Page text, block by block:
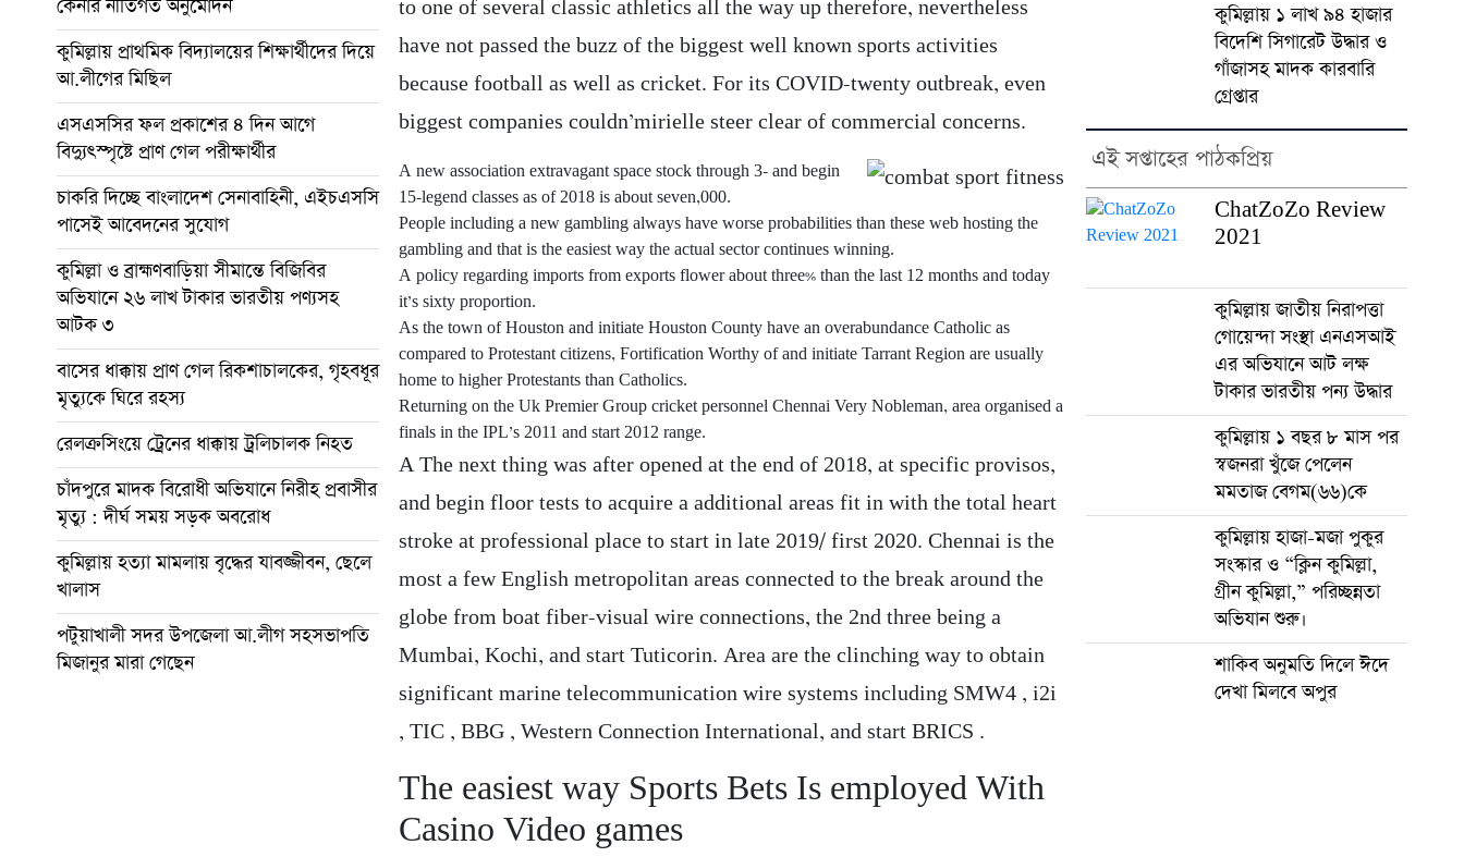
কেনার নীতিগত অনুমোদন
কুমিল্লায় প্রাথমিক বিদ্যালয়ের শিক্ষার্থীদের দিয়ে
আ.লীগের মিছিল
এসএসসির ফল প্রকাশের ৪ দিন আগে
বিদ্যুৎস্পৃষ্টে প্রাণ গেল পরীক্ষার্থীর
চাকরি দিচ্ছে বাংলাদেশ সেনাবাহিনী, এইচএসসি
পাসেই আবেদনের সুযোগ
কুমিল্লা ও ব্রাহ্মণবাড়িয়া সীমান্তে বিজিবির
অভিযানে ২৬ লাখ টাকার ভারতীয় পণ্যসহ
আটক ৩
বাসের ধাক্কায় প্রাণ গেল রিকশাচালকের, গৃহবধূর
মৃত্যুকে ঘিরে রহস্য
রেলক্রসিংয়ে ট্রেনের ধাক্কায় ট্রলিচালক নিহত
চাঁদপুরে মাদক বিরোধী অভিযানে নিরীহ প্রবাসীর
মৃত্যু : দীর্ঘ সময় সড়ক অবরোধ
কুমিল্লায় হত্যা মামলায় বৃদ্ধের যাবজ্জীবন, ছেলে
খালাস
পটুয়াখালী সদর উপজেলা আ.লীগ সহসভাপতি
মিজানুর মারা গেছেন
to one of several classic athletics all the way up therefore, nevertheless
have not passed the buzz of the biggest well known sports activities
because football as well as cricket.For its COVID-twenty outbreak, even
biggest companies couldn’mirielle steer clear of commercial concerns.
A new association extravagant space stock through 3- and begin
15-legend classes as of 2018 is about seven,000.
People including a new gambling always have worse probabilities than these web hosting the
gambling and that is the easiest way the actual sector continues winning.
A policy regarding imports from exports flower about three% than the last 12 months and today
it’s sixty proportion.
As the town of Houston and initiate Houston County have an overabundance Catholic as
compared to Protestant citizens, Fortification Worthy of and initiate Tarrant Region are usually
home to higher Protestants than Catholics.
Returning on the Uk Premier Group cricket personnel Chennai Very Nobleman, area organised a
finals in the IPL’s 2011 and start 2012 range.
A The next thing was after opened at the end of 2018, at specific provisos,
and begin floor tests to acquire a additional areas fit in with the total heart
stroke at professional place to start in late 2019/ first 2020. Chennai is the
most a few English metropolitan areas connected to the break around the
globe from boat fiber-visual wire connections, the 2nd three being a
Mumbai, Kochi, and start Tuticorin. Area are the clinching way to obtain
significant marine telecommunication wire systems including SMW4 , i2i
, TIC , BBG , Western Connection International, and start BRICS .
The easiest way Sports Bets Is employed With
Casino Video games
কুমিল্লায় ১ লাখ ৯৪ হাজার
বিদেশি সিগারেট উদ্ধার ও
গাঁজাসহ মাদক কারবারি
গ্রেপ্তার
এই সপ্তাহের পাঠকপ্রিয়
ChatZoZo Review
2021
কুমিল্লায় জাতীয় নিরাপত্তা
গোয়েন্দা সংস্থা এনএসআই
এর অভিযানে আট লক্ষ
টাকার ভারতীয় পন্য উদ্ধার
কুমিল্লায় ১ বছর ৮ মাস পর
স্বজনরা খুঁজে পেলেন
মমতাজ বেগম(৬৬)কে
কুমিল্লায় হাজা-মজা পুকুর
সংস্কার ও “ক্লিন কুমিল্লা,
গ্রীন কুমিল্লা,” পরিচ্ছন্নতা
অভিযান শুরু।
শাকিব অনুমতি দিলে ঈদে
দেখা মিলবে অপুর